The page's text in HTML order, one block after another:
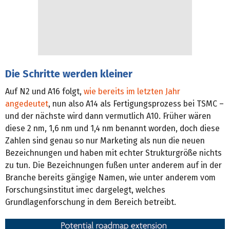
Die Schritte werden kleiner
Auf N2 und A16 folgt, wie bereits im letzten Jahr
angedeutet, nun also A14 als Fertigungsprozess bei TSMC –
und der nächste wird dann vermutlich A10. Früher wären
diese 2 nm, 1,6 nm und 1,4 nm benannt worden, doch diese
Zahlen sind genau so nur Marketing als nun die neuen
Bezeichnungen und haben mit echter Strukturgröße nichts
zu tun. Die Bezeichnungen fußen unter anderem auf in der
Branche bereits gängige Namen, wie unter anderem vom
Forschungsinstitut imec dargelegt, welches
Grundlagenforschung in dem Bereich betreibt.